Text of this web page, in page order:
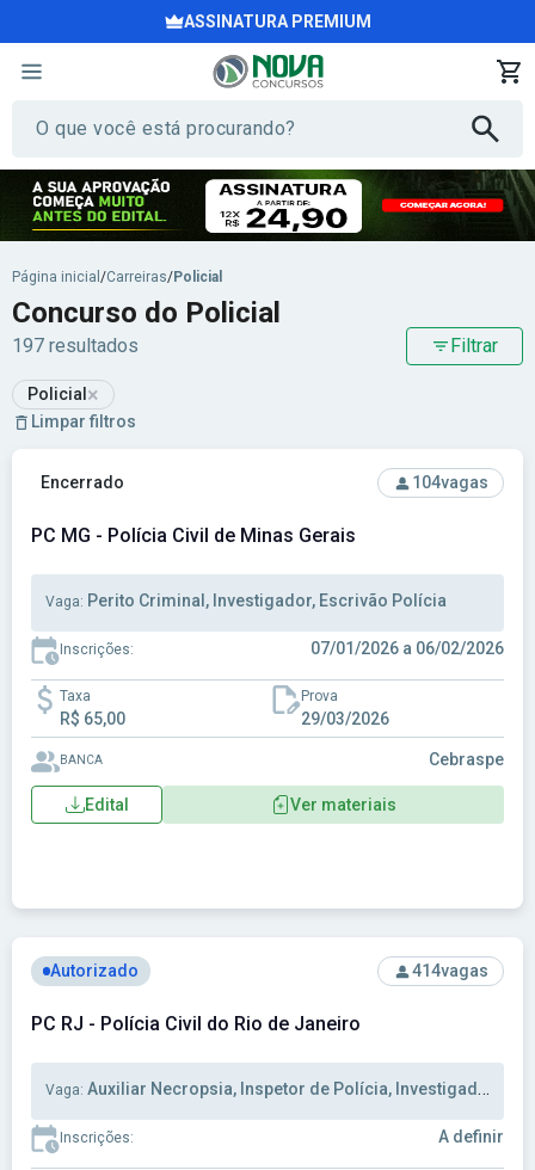
ASSINATURA PREMIUM
Página inicial /Carreiras/Policial
Concurso do Policial
197 resultados Filtrar
Policial ×
Limpar filtros
Ver concurso: PC MG - Polícia Civil de Minas Gerais
Encerrado 104vagas
PC MG - Polícia Civil de Minas Gerais
Vaga: Perito Criminal, Investigador, Escrivão Polícia
Inscrições: 07/01/2026 a 06/02/2026
Taxa
R$ 65,00
Prova
29/03/2026
BANCA Cebraspe
Edital Ver materiais
Ver concurso: PC RJ - Polícia Civil do Rio de Janeiro
Autorizado 414vagas
PC RJ - Polícia Civil do Rio de Janeiro
Vaga: Auxiliar Necropsia, Inspetor de Polícia, Investigador
Inscrições: A definir